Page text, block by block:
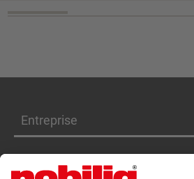
Entreprise
Produits